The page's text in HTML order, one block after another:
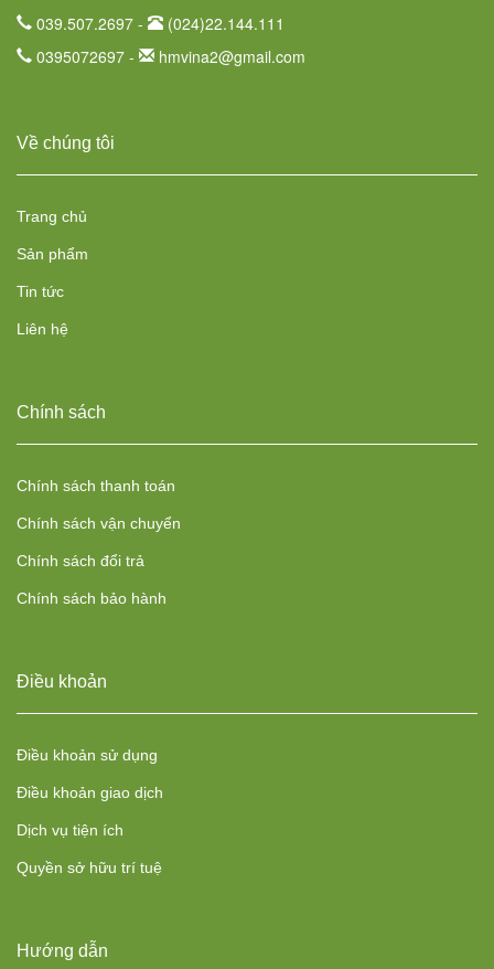
039.507.2697 -
(024)22.144.111
0395072697 -
hmvina2@gmail.com
Về chúng tôi
Trang chủ
Sản phẩm
Tin tức
Liên hệ
Chính sách
Chính sách thanh toán
Chính sách vận chuyển
Chính sách đổi trả
Chính sách bảo hành
Điều khoản
Điều khoản sử dụng
Điều khoản giao dịch
Dịch vụ tiện ích
Quyền sở hữu trí tuệ
Hướng dẫn